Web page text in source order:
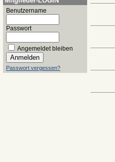
Benutzername
Passwort
Angemeldet bleiben
Passwort vergessen?